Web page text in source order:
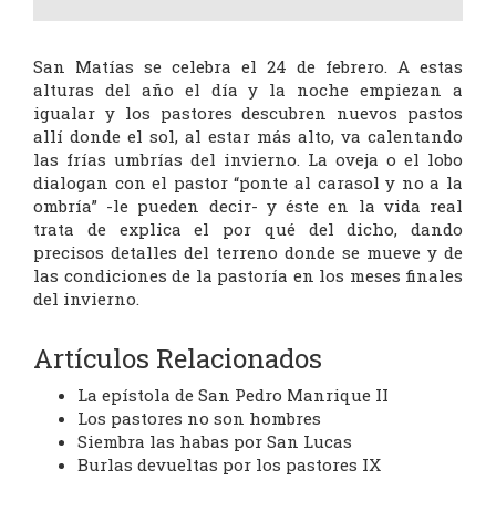
San Matías se celebra el 24 de febrero. A estas
alturas del año el día y la noche empiezan a
igualar y los pastores descubren nuevos pastos
allí donde el sol, al estar más alto, va calentando
las frías umbrías del invierno. La oveja o el lobo
dialogan con el pastor “ponte al carasol y no a la
ombría” -le pueden decir- y éste en la vida real
trata de explica el por qué del dicho, dando
precisos detalles del terreno donde se mueve y de
las condiciones de la pastoría en los meses finales
del invierno.
Artículos Relacionados
La epístola de San Pedro Manrique II
Los pastores no son hombres
Siembra las habas por San Lucas
Burlas devueltas por los pastores IX